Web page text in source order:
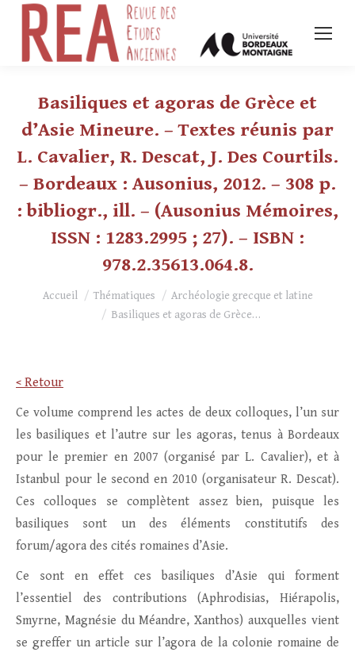
Basiliques et agoras de Grèce et
d’Asie Mineure. – Textes réunis par
L. Cavalier, R. Descat, J. Des Courtils.
– Bordeaux : Ausonius, 2012. – 308 p.
: bibliogr., ill. – (Ausonius Mémoires,
ISSN : 1283.2995 ; 27). – ISBN :
978.2.35613.064.8.
Vous êtes ici :
Accueil Thématiques
Archéologie grecque et latine
Basiliques et agoras de Grèce…
< Retour
Ce volume comprend les actes de deux colloques, l’un sur
les basiliques et l’autre sur les agoras, tenus à Bordeaux
pour le premier en 2007 (organisé par L. Cavalier), et à
Istanbul pour le second en 2010 (organisateur R. Descat).
Ces colloques se complètent assez bien, puisque les
basiliques sont un des éléments constitutifs des
forum/agora des cités romaines d’Asie.
Ce sont en effet ces basiliques d’Asie qui forment
l’essentiel des contributions (Aphrodisias, Hiérapolis,
Smyrne, Magnésie du Méandre, Xanthos) auxquelles vient
se greffer un article sur l’agora de la colonie romaine de